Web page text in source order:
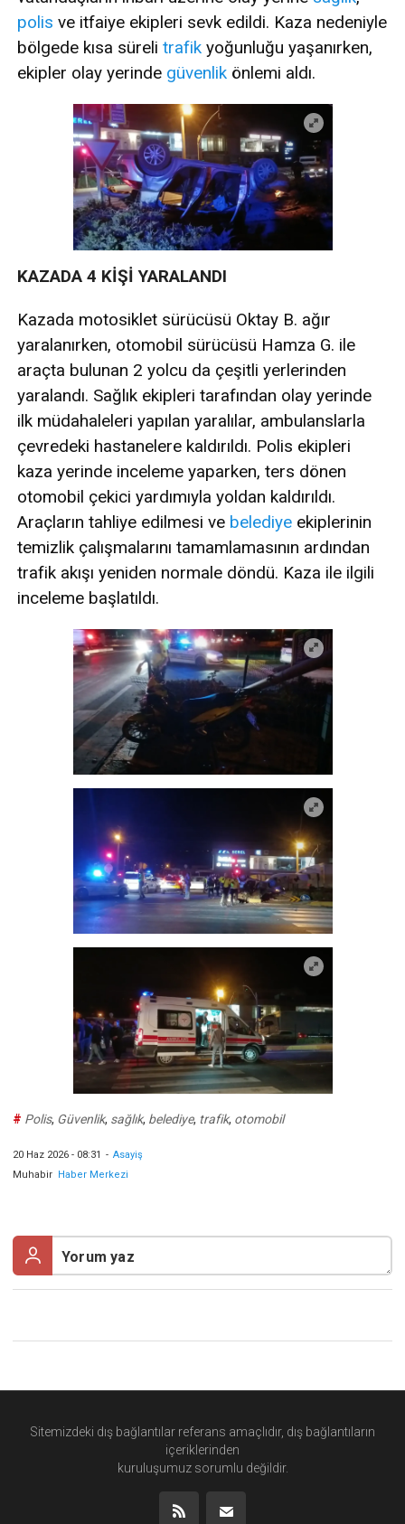
polis ve itfaiye ekipleri sevk edildi. Kaza nedeniyle
bölgede kısa süreli trafik yoğunluğu yaşanırken,
ekipler olay yerinde güvenlik önlemi aldı.
KAZADA 4 KİŞİ YARALANDI
Kazada motosiklet sürücüsü Oktay B. ağır
yaralanırken, otomobil sürücüsü Hamza G. ile
araçta bulunan 2 yolcu da çeşitli yerlerinden
yaralandı. Sağlık ekipleri tarafından olay yerinde
ilk müdahaleleri yapılan yaralılar, ambulanslarla
çevredeki hastanelere kaldırıldı. Polis ekipleri
kaza yerinde inceleme yaparken, ters dönen
otomobil çekici yardımıyla yoldan kaldırıldı.
Araçların tahliye edilmesi ve belediye ekiplerinin
temizlik çalışmalarını tamamlamasının ardından
trafik akışı yeniden normale döndü. Kaza ile ilgili
inceleme başlatıldı.
# Polis, Güvenlik, sağlık, belediye, trafik, otomobil
20 Haz 2026 - 08:31 - Asayiş
Muhabir Haber Merkezi
Sitemizdeki dış bağlantılar referans amaçlıdır, dış bağlantıların
içeriklerinden
kuruluşumuz sorumlu değildir.